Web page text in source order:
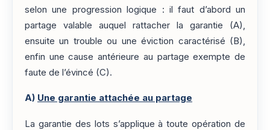
selon une progression logique : il faut d’abord un
partage valable auquel rattacher la garantie (A),
ensuite un trouble ou une éviction caractérisé (B),
enfin une cause antérieure au partage exempte de
faute de l’évincé (C).
A) Une garantie attachée au partage
La garantie des lots s’applique à toute opération de